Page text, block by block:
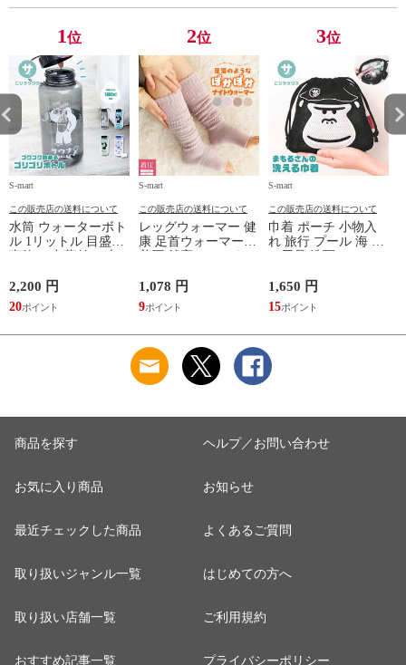
TOPAZ 1410
1位
S-mart
この販売店の送料について
水筒 ウォーターボト
ル 1リットル 目盛り
マイボトル 動物 ア
ニマル ゴリラ ごリ
ラックス ゴリゴリボ
2,200 円
20
2位
S-mart
この販売店の送料について
レッグウォーマー 健
康 足首ウォーマー
ふんわり 足湯のよう
なぽかぽかナイトウ
ォーマー inf-26
1,078 円
9
3位
S-mart
この販売店の送料について
巾着 ポーチ 小物入
れ 旅行 プール 海 バ
サウナ ごリラックス
まもるさんの洗える
巾着 ブラック 黒
1,650 円
15
商品を探す
お気に入り商品
最近チェックした商品
取り扱いジャンル一覧
取り扱い店舗一覧
おすすめ記事一覧
ヘルプ／お問い合わせ
お知らせ
よくあるご質問
はじめての方へ
ご利用規約
プライバシーポリシー